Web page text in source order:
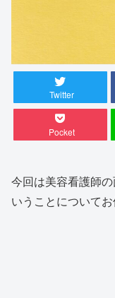
Twitter
Pocket
今回は美容看護師
いうことについて